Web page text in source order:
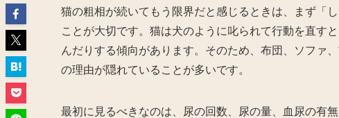
猫の粗相が続いてもう限界だと感じるときは、まず「
ことが大切です。猫は犬のように叱られて行動を直す
んだりする傾向があります。そのため、布団、ソファ
の理由が隠れていることが多いです。
最初に見るべきなのは、尿の回数、尿の量、血尿の有